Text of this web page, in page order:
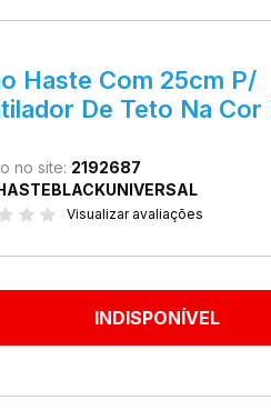
Haste Com 25cm P/
De Teto Na Cor
no site: 2192687
Visualizar avaliações
INDISPONÍVEL